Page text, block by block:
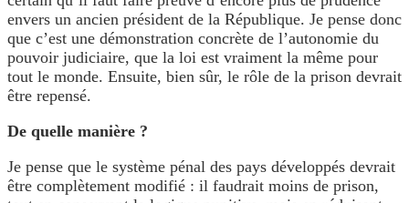
envers un ancien président de la République. Je pense donc
que c’est une démonstration concrète de l’autonomie du
pouvoir judiciaire, que la loi est vraiment la même pour
tout le monde. Ensuite, bien sûr, le rôle de la prison devrait
être repensé.
De quelle manière ?
Je pense que le système pénal des pays développés devrait
être complètement modifié : il faudrait moins de prison,